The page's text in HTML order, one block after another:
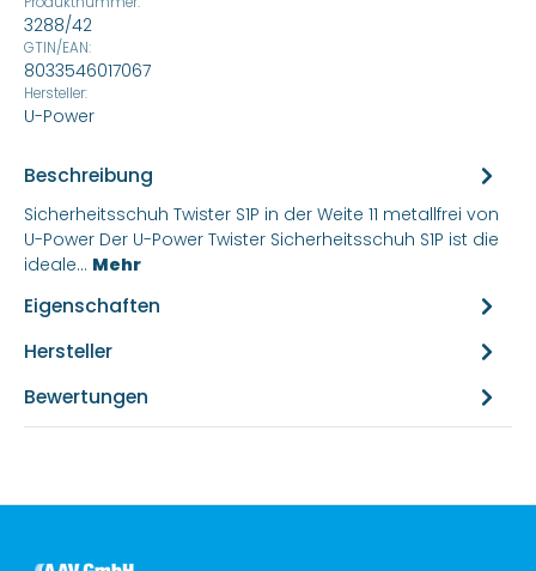
3288/42
GTIN/EAN:
8033546017067
Hersteller:
U-Power
Beschreibung
Sicherheitsschuh Twister S1P in der Weite 11 metallfrei von
U-Power Der U-Power Twister Sicherheitsschuh S1P ist die
ideale… Mehr
Eigenschaften
Hersteller
Bewertungen